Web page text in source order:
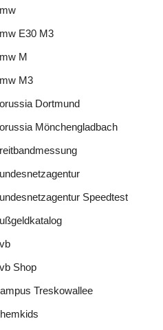
E30 M3
M
M3
Dortmund
Mönchengladbach
Speedtest
Shop
Treskowallee